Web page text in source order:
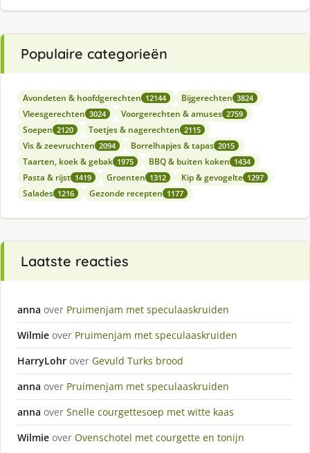
Populaire categorieën
Avondeten & hoofdgerechten 12144 Bijgerechten 3824
Vleesgerechten 3024 Voorgerechten & amuses 2759
Soepen 2120 Toetjes & nagerechten 2115
Vis & zeevruchten 2094 Borrelhapjes & tapas 2015
Taarten, koek & gebak 1975 BBQ & buiten koken 1434
Pasta & rijst 1419 Groenten 1312 Kip & gevogelte 1297
Salades 1216 Gezonde recepten 1177
Laatste reacties
anna over Pruimenjam met speculaaskruiden
Wilmie over Pruimenjam met speculaaskruiden
HarryLohr over Gevuld Turks brood
anna over Pruimenjam met speculaaskruiden
anna over Snelle courgettesoep met witte kaas
Wilmie over Ovenschotel met courgette en tonijn